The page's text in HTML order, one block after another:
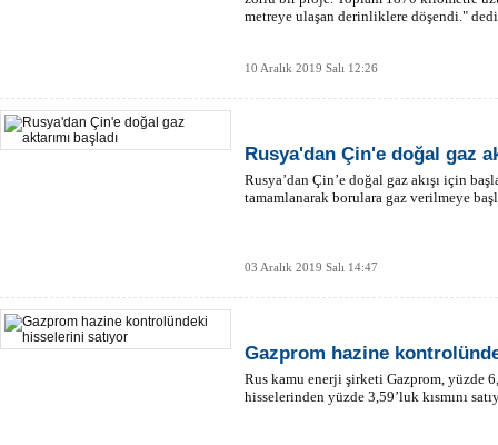
metreye ulaşan derinliklere döşendi."
10 Aralık 2019 Salı 12:26
Rusya'dan Çin'e doğal gaz
Rusya’dan Çin’e doğal gaz akışı için
tamamlanarak borulara gaz verilmeye
03 Aralık 2019 Salı 14:47
Gazprom hazine
Rus kamu enerji şirketi Gazprom, yüzde
hisselerinden yüzde 3,59’luk kısmını